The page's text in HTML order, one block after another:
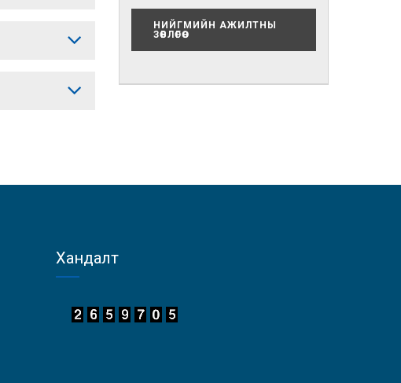
НИЙГМИЙН АЖИЛТНЫ
ЗӨВЛӨГӨӨ
Хандалт